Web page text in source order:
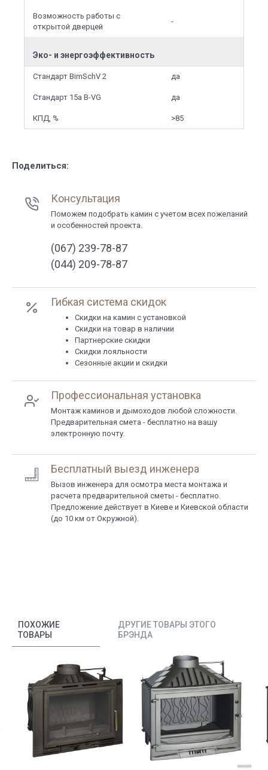
Возможность работы с
открытой дверцей
-
Эко- и энергоэффективность
Стандарт BimSchV 2 да
Стандарт 15a B-VG да
КПД, % >85
Поделиться:
Консультация
Поможем подобрать камин с учетом всех пожеланий
и особенностей проекта.
(067) 239-78-87
(044) 209-78-87
Гибкая система скидок
Cкидки на камин с установкой
Скидки на товар в наличии
Партнерские скидки
Скидки лояльности
Сезонные акции и скидки
Профессиональная установка
Монтаж каминов и дымоходов любой сложности.
Предварительная смета - бесплатно на вашу
электронную почту.
Бесплатный выезд инженера
Вызов инженера для осмотра места монтажа и
расчета предварительной сметы - бесплатно.
Предложение действует в Киеве и Киевской области
(до 10 км от Окружной).
ПОХОЖИЕ
ТОВАРЫ
ДРУГИЕ ТОВАРЫ ЭТОГО
БРЭНДА